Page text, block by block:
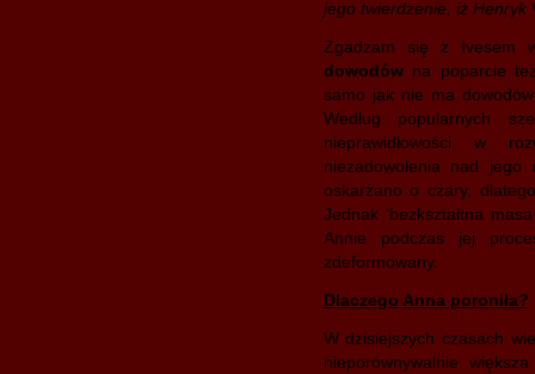
jego twierdzenie, iż Henryk
Zgadzam się z
dowodówna poparcie
samo jak nie ma
Według popularnych
nieprawidłowości w
niezadowolenia nad
oskarżano o czary,
Jednak ‘bezksztaltna
Annie podczas jej
zdeformowany.
Dlaczego Anna poroniła?
W dzisiejszych czasach
nieporównywalnie